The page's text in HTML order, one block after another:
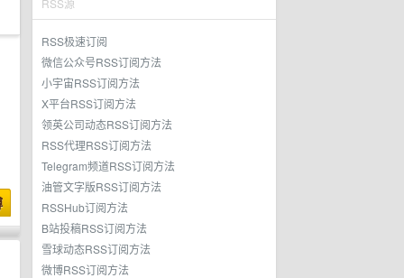
RSS源
RSS极速订阅
微信公众号RSS订阅方法
小宇宙RSS订阅方法
X平台RSS订阅方法
领英公司动态RSS订阅方法
RSS代理RSS订阅方法
Telegram频道RSS订阅方法
油管文字版RSS订阅方法
RSSHub订阅方法
B站投稿RSS订阅方法
雪球动态RSS订阅方法
微博RSS订阅方法